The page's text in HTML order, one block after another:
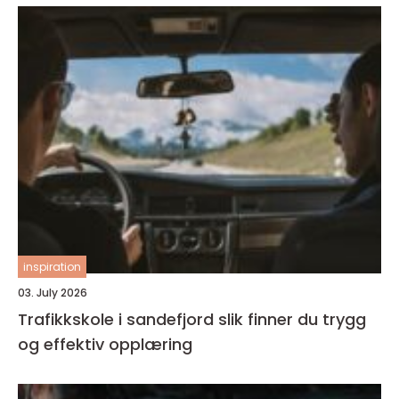
inspiration
03. July 2026
Trafikkskole i sandefjord slik finner du trygg
og effektiv opplæring